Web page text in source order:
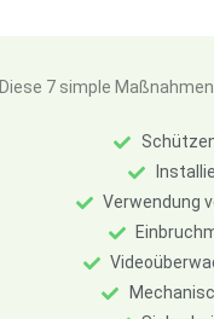
Diese 7 simple
Verwendung